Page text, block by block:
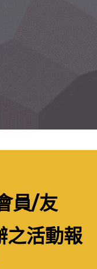
員/友
之活動報